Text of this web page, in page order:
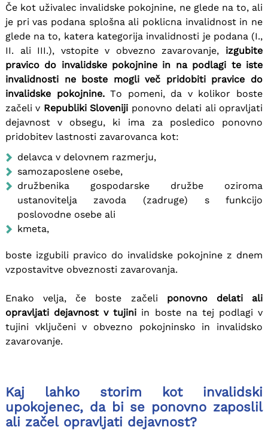
Če kot uživalec invalidske pokojnine, ne glede na to, ali
je pri vas podana splošna ali poklicna invalidnost in ne
glede na to, katera kategorija invalidnosti je podana (I.,
II. ali III.), vstopite v obvezno zavarovanje, izgubite
pravico do invalidske pokojnine in na podlagi te iste
invalidnosti ne boste mogli več pridobiti pravice do
invalidske pokojnine.To pomeni, da v kolikor boste
začeli v Republiki Sloveniji ponovno delati ali opravljati
dejavnost v obsegu, ki ima za posledico ponovno
pridobitev lastnosti zavarovanca kot:
delavca v delovnem razmerju,
samozaposlene osebe,
družbenika gospodarske družbe oziroma
ustanovitelja zavoda (zadruge) s funkcijo
poslovodne osebe ali
kmeta,
boste izgubili pravico do invalidske pokojnine z dnem
vzpostavitve obveznosti zavarovanja.
Enako velja, če boste začeli ponovno delati ali
opravljati dejavnost v tujini in boste na tej podlagi v
tujini vključeni v obvezno pokojninsko in invalidsko
zavarovanje.
Kaj lahko storim kot invalidski
upokojenec, da bi se ponovno zaposlil
ali začel opravljati dejavnost?